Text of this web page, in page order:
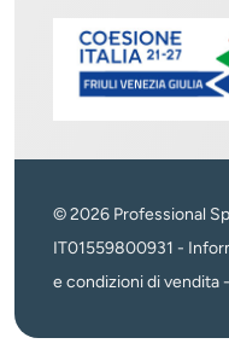
© 2026 Professional
IT01559800931 -
e condizioni di vendita-